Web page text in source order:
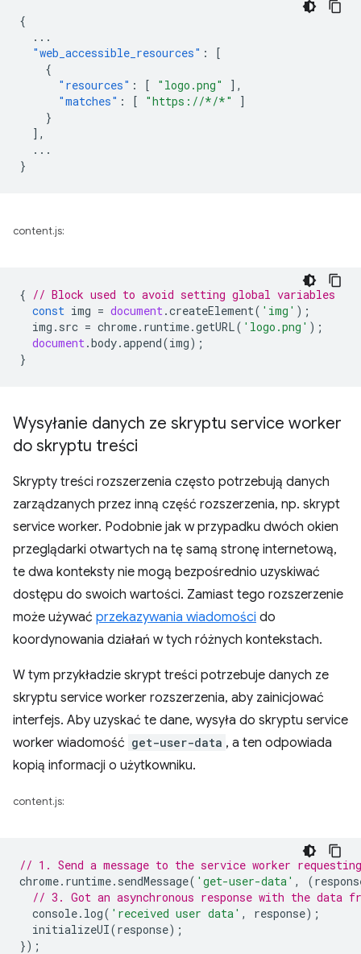
{
...
"web_accessible_resources" :
[
{
"resources" : [ "logo.png"
],
"matches" : [ "https://*/*"
]
}
],
...
}
content.js:
{ // Block used to avoid setting global variables
const img = document.createElement( 'img' );
img . src = chrome. runtime.getURL( 'logo.png' );
document.body.append(img);
}
Wysyłanie danych ze skryptu service worker
do skryptu treści
Skrypty treści rozszerzenia często potrzebują danych
zarządzanych przez inną część rozszerzenia, np. skrypt
service worker. Podobnie jak w przypadku dwóch okien
przeglądarki otwartych na tę samą stronę internetową,
te dwa konteksty nie mogą bezpośrednio uzyskiwać
dostępu do swoich wartości. Zamiast tego rozszerzenie
może używać przekazywania wiadomości do
koordynowania działań w tych różnych kontekstach.
W tym przykładzie skrypt treści potrzebuje danych ze
skryptu service worker rozszerzenia, aby zainicjować
interfejs. Aby uzyskać te dane, wysyła do skryptu service
worker wiadomość get-user-data , a ten odpowiada
kopią informacji o użytkowniku.
content.js:
// 1. Send a message to the service worker
chrome. runtime. sendMessage( 'get-user-data' , (
// 3. Got an asynchronous response with the data
console. log( 'received user data' , response);
initializeUI(response);
});